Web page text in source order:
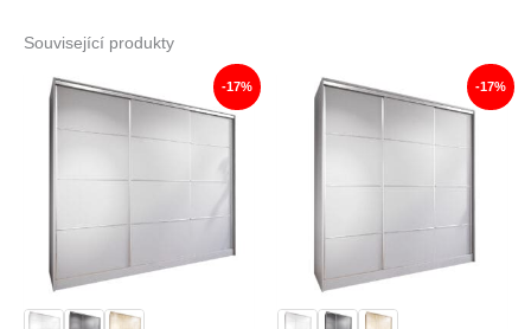
Související produkty
-17% -17%